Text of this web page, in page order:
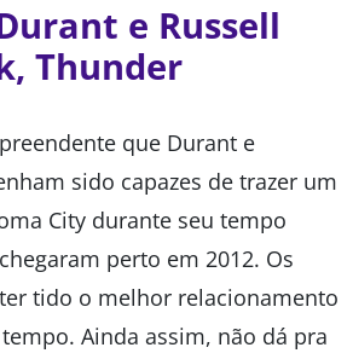
e Russell
Thunder
que Durant e
sido capazes de trazer um
City durante seu tempo
perto em 2012. Os
tido o melhor relacionamento
Ainda assim, não dá pra